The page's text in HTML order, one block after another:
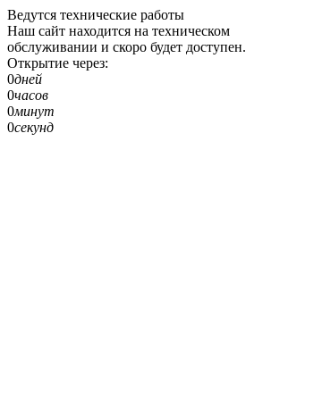
Ведутся технические работы
Наш сайт находится на техническом
обслуживании и скоро будет доступен.
Открытие через:
0дней
0часов
0минут
0секунд